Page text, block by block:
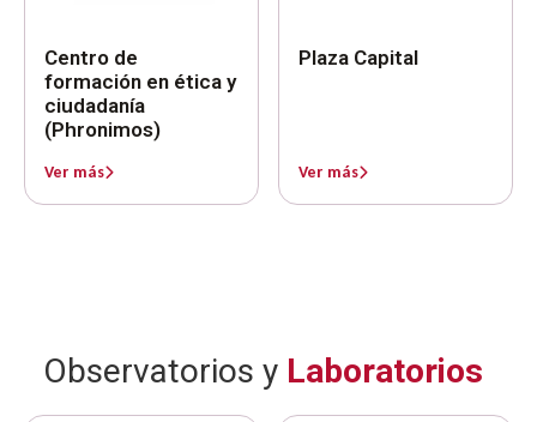
Centro de
formación en ética y
ciudadanía
(Phronimos)
Ver más
Plaza Capital
Ver más
Observatorios y Laboratorios